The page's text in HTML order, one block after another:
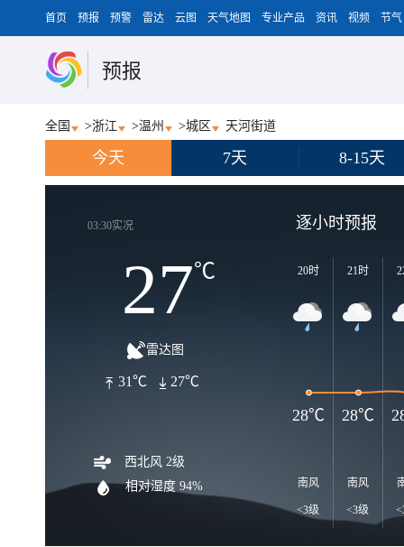
首页 预报 预警 雷达 云图 天气地图 专业产品 资讯 视频 节气
预报
全国 >浙江 >温州 >城区 天河街道
今天 7天 8-15天
03:30实况
27℃
雷达图
31℃ 27℃
西北风 2级
相对湿度 94%
逐小时预报
20时
南风
<3级
21时
南风
<3级
28℃ 28℃